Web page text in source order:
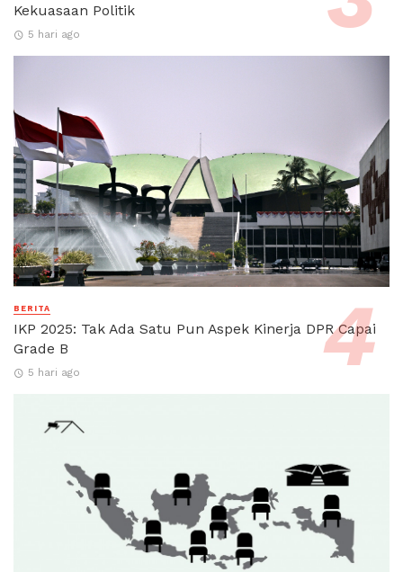
Kekuasaan Politik
5 hari ago
BERITA
IKP 2025: Tak Ada Satu Pun Aspek Kinerja DPR Capai
Grade B
5 hari ago